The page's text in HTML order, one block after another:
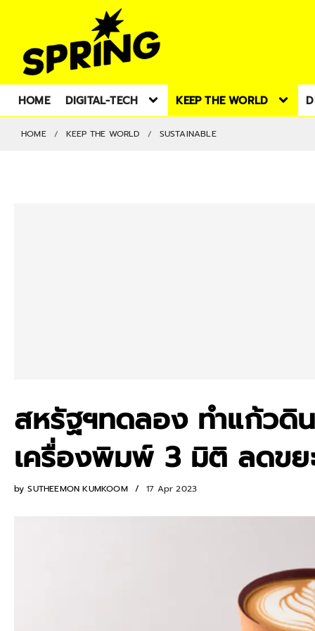
HOME DIGITAL-TECH KEEP THE WORLD
HOME KEEP THE WORLD SUSTAINABLE
สหรัฐฯทดลอง ทำแก้วดิ
เครื่องพิมพ์ 3 มิติ ลดข
by SUTHEEMON KUMKOOM 17 Apr 2023